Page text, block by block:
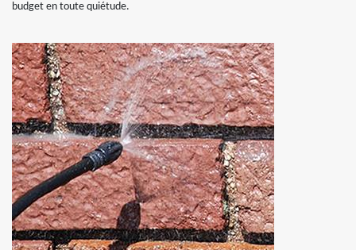
budget en toute quiétude.